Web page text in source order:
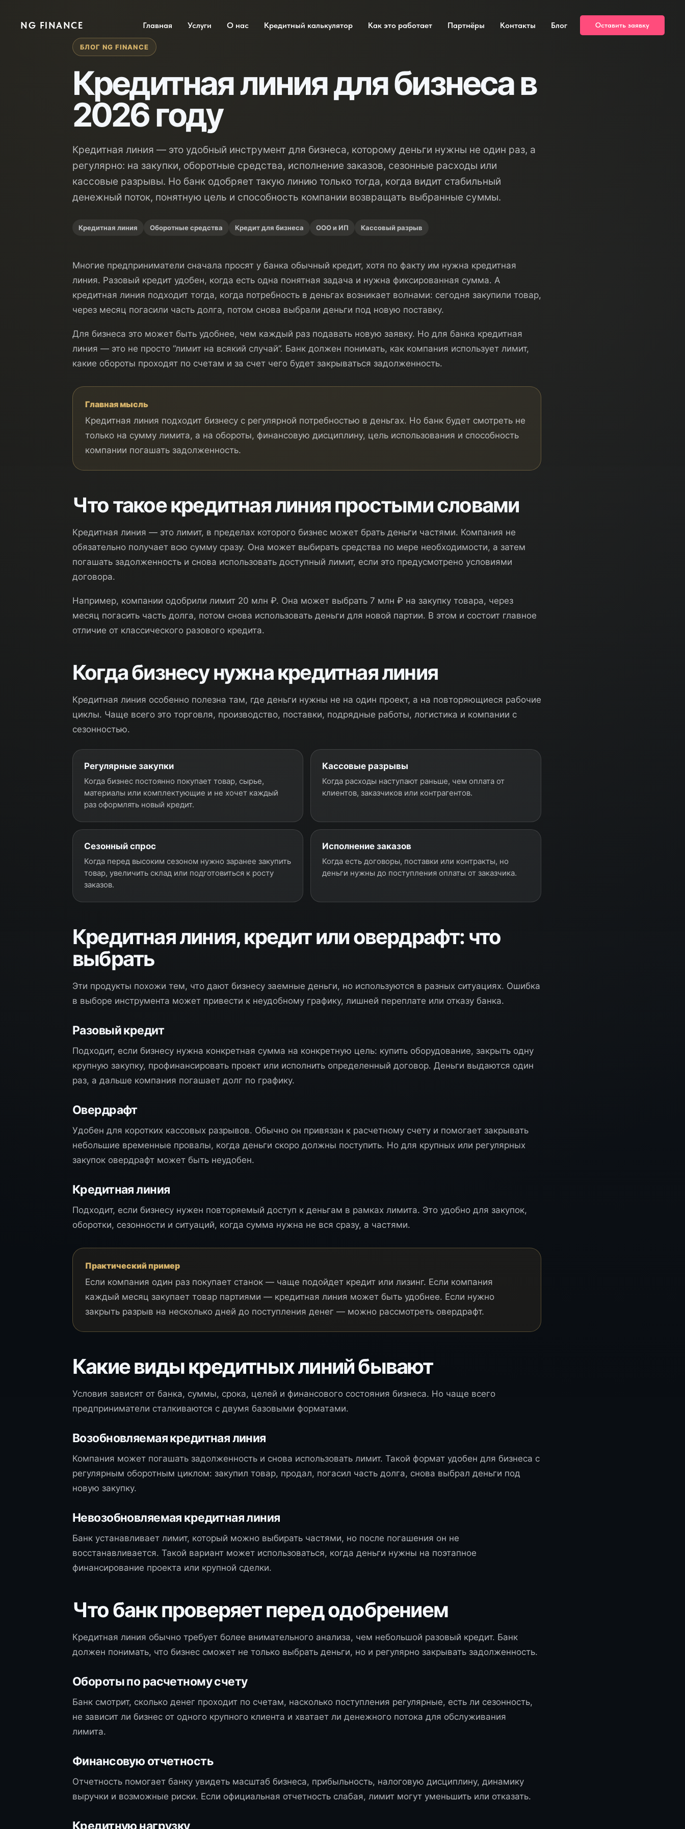
NG FINANCE Главная Услуги О нас Кредитный калькулятор Как это работает Партнёры Контакты Блог Оставить заявку
БЛОГ NG FINANCE
Кредитная линия для бизнеса в
2026 году
Кредитная линия — это удобный инструмент для бизнеса, которому деньги нужны не один раз, а
регулярно: на закупки, оборотные средства, исполнение заказов, сезонные расходы или
кассовые разрывы. Но банк одобряет такую линию только тогда, когда видит стабильный
денежный поток, понятную цель и способность компании возвращать выбранные суммы.
Кредитная линия Оборотные средства Кредит для бизнеса ООО и ИП Кассовый разрыв
Многие предприниматели сначала просят у банка обычный кредит, хотя по факту им нужна кредитная
линия. Разовый кредит удобен, когда есть одна понятная задача и нужна фиксированная сумма. А
кредитная линия подходит тогда, когда потребность в деньгах возникает волнами: сегодня закупили товар,
через месяц погасили часть долга, потом снова выбрали деньги под новую поставку.
Для бизнеса это может быть удобнее, чем каждый раз подавать новую заявку. Но для банка кредитная
линия — это не просто “лимит на всякий случай”. Банк должен понимать, как компания использует лимит,
какие обороты проходят по счетам и за счет чего будет закрываться задолженность.
Главная мысль
Кредитная линия подходит бизнесу с регулярной потребностью в деньгах. Но банк будет смотреть не
только на сумму лимита, а на обороты, финансовую дисциплину, цель использования и способность
компании погашать задолженность.
Что такое кредитная линия простыми словами
Кредитная линия — это лимит, в пределах которого бизнес может брать деньги частями. Компания не
обязательно получает всю сумму сразу. Она может выбирать средства по мере необходимости, а затем
погашать задолженность и снова использовать доступный лимит, если это предусмотрено условиями
договора.
Например, компании одобрили лимит 20 млн ₽. Она может выбрать 7 млн ₽ на закупку товара, через
месяц погасить часть долга, потом снова использовать деньги для новой партии. В этом и состоит главное
отличие от классического разового кредита.
Когда бизнесу нужна кредитная линия
Кредитная линия особенно полезна там, где деньги нужны не на один проект, а на повторяющиеся рабочие
циклы. Чаще всего это торговля, производство, поставки, подрядные работы, логистика и компании с
сезонностью.
Регулярные закупки
Когда бизнес постоянно покупает товар, сырье,
материалы или комплектующие и не хочет каждый
раз оформлять новый кредит.
Кассовые разрывы
Когда расходы наступают раньше, чем оплата от
клиентов, заказчиков или контрагентов.
Сезонный спрос
Когда перед высоким сезоном нужно заранее закупить
товар, увеличить склад или подготовиться к росту
заказов.
Исполнение заказов
Когда есть договоры, поставки или контракты, но
деньги нужны до поступления оплаты от заказчика.
Кредитная линия, кредит или овердрафт: что
выбрать
Эти продукты похожи тем, что дают бизнесу заемные деньги, но используются в разных ситуациях. Ошибка
в выборе инструмента может привести к неудобному графику, лишней переплате или отказу банка.
Разовый кредит
Подходит, если бизнесу нужна конкретная сумма на конкретную цель: купить оборудование, закрыть одну
крупную закупку, профинансировать проект или исполнить определенный договор. Деньги выдаются один
раз, а дальше компания погашает долг по графику.
Овердрафт
Удобен для коротких кассовых разрывов. Обычно он привязан к расчетному счету и помогает закрывать
небольшие временные провалы, когда деньги скоро должны поступить. Но для крупных или регулярных
закупок овердрафт может быть неудобен.
Кредитная линия
Подходит, если бизнесу нужен повторяемый доступ к деньгам в рамках лимита. Это удобно для закупок,
оборотки, сезонности и ситуаций, когда сумма нужна не вся сразу, а частями.
Практический пример
Если компания один раз покупает станок — чаще подойдет кредит или лизинг. Если компания
каждый месяц закупает товар партиями — кредитная линия может быть удобнее. Если нужно
закрыть разрыв на несколько дней до поступления денег — можно рассмотреть овердрафт.
Какие виды кредитных линий бывают
Условия зависят от банка, суммы, срока, целей и финансового состояния бизнеса. Но чаще всего
предприниматели сталкиваются с двумя базовыми форматами.
Возобновляемая кредитная линия
Компания может погашать задолженность и снова использовать лимит. Такой формат удобен для бизнеса с
регулярным оборотным циклом: закупил товар, продал, погасил часть долга, снова выбрал деньги под
новую закупку.
Невозобновляемая кредитная линия
Банк устанавливает лимит, который можно выбирать частями, но после погашения он не
восстанавливается. Такой вариант может использоваться, когда деньги нужны на поэтапное
финансирование проекта или крупной сделки.
Что банк проверяет перед одобрением
Кредитная линия обычно требует более внимательного анализа, чем небольшой разовый кредит. Банк
должен понимать, что бизнес сможет не только выбрать деньги, но и регулярно закрывать задолженность.
Обороты по расчетному счету
Банк смотрит, сколько денег проходит по счетам, насколько поступления регулярные, есть ли сезонность,
не зависит ли бизнес от одного крупного клиента и хватает ли денежного потока для обслуживания
лимита.
Финансовую отчетность
Отчетность помогает банку увидеть масштаб бизнеса, прибыльность, налоговую дисциплину, динамику
выручки и возможные риски. Если официальная отчетность слабая, лимит могут уменьшить или отказать.
Кредитную нагрузку